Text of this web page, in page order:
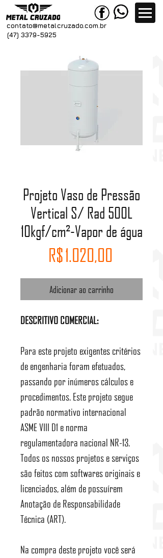
contato@metalcruzado.com.br
(47) 3379-5925
Projeto Vaso de Pressão
Vertical S/ Rad 500L
10kgf/cm²-Vapor de água
R$ 1.020,00
Adicionar ao carrinho
DESCRITIVO COMERCIAL:
Para este projeto exigentes critérios
de engenharia foram efetuados,
passando por inúmeros cálculos e
procedimentos. Este projeto segue
padrão normativo internacional
ASME VIII D1 e norma
regulamentadora nacional NR-13.
Todos os nossos projetos e serviços
são feitos com softwares originais e
licenciados, além de possuírem
Anotação de Responsabilidade
Técnica (ART).
Na compra deste projeto você será